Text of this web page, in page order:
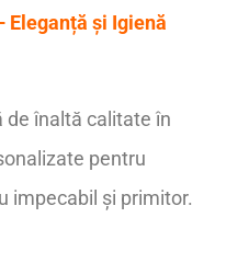
Eleganță și Igienă
de înaltă calitate în
pentru
impecabil și primitor.